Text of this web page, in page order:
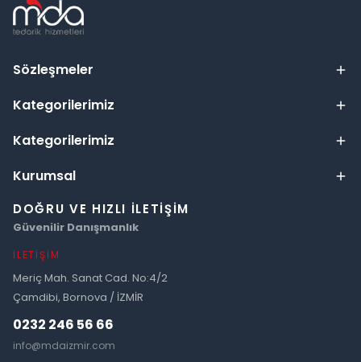
Sözleşmeler
Kategorilerimiz
Kategorilerimiz
Kurumsal
DOĞRU VE HIZLI İLETIŞIM
Güvenilir Danışmanlık
İLETIŞIM
Meriç Mah. Sanat Cad. No:4/2
Çamdibi, Bornova / İZMİR
0232 246 56 66
info@mdaizmir.com